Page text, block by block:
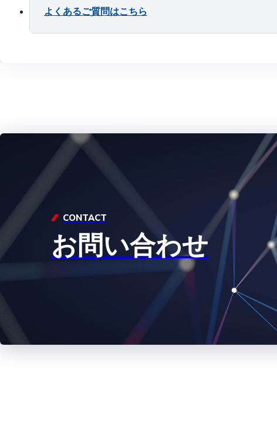
よくあるご質問はこちら
CONTACT
お問い合わせ